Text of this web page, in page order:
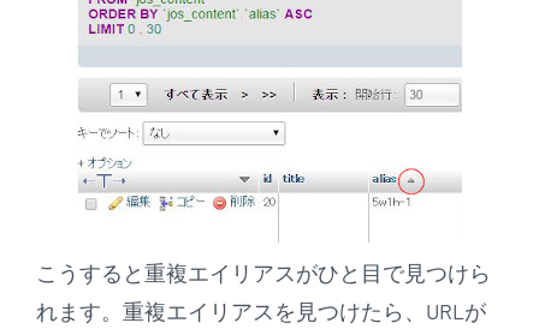
こうすると重複エイリアスがひと目で見つけら
れます。重複エイリアスを見つけたら、URLが